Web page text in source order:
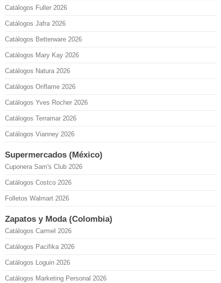
Catálogos Fuller 2026
Catálogos Jafra 2026
Catálogos Betterware 2026
Catálogos Mary Kay 2026
Catálogos Natura 2026
Catálogos Oriflame 2026
Catálogos Yves Rocher 2026
Catálogos Terramar 2026
Catálogos Vianney 2026
Supermercados (México)
Cuponera Sam's Club 2026
Catálogos Costco 2026
Folletos Walmart 2026
Zapatos y Moda (Colombia)
Catálogos Carmel 2026
Catálogos Pacifika 2026
Catálogos Loguin 2026
Catálogos Marketing Personal 2026